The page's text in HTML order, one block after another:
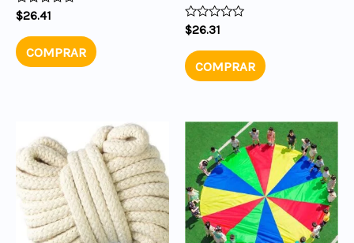
Valorado
en
de
5
$26.41
COMPRAR
Valorado
en
de
5
$26.31
COMPRAR